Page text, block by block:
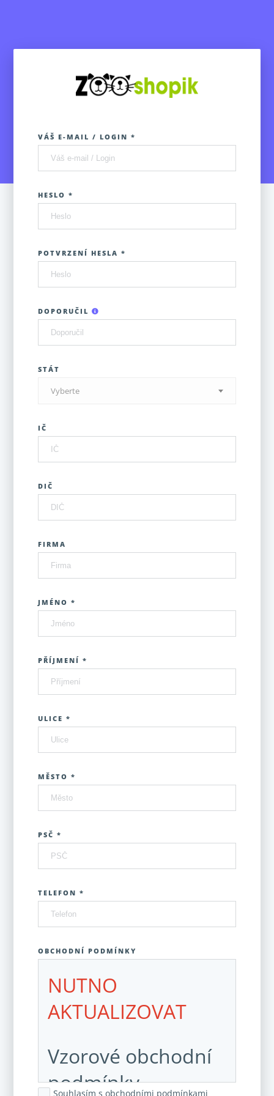
VÁŠ E-MAIL / LOGIN *
HESLO *
POTVRZENÍ HESLA *
DOPORUČIL
STÁT
Vyberte
IČ
DIČ
FIRMA
JMÉNO *
PŘÍJMENÍ *
ULICE *
MĚSTO *
PSČ *
TELEFON *
OBCHODNÍ PODMÍNKY
NUTNO
AKTUALIZOVAT
Vzorové obchodní
podmínky
Souhlasím s obchodními podmínkami